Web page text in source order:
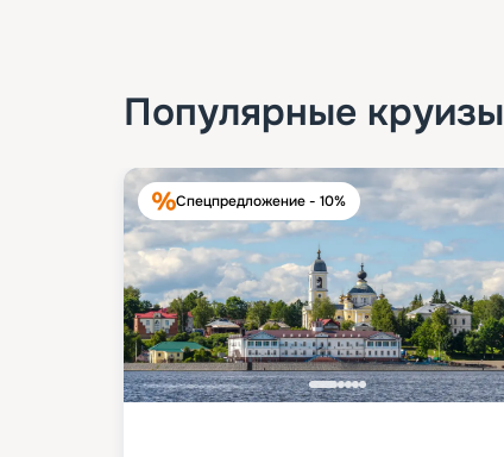
Популярные круизы
Спецпредложение - 10%